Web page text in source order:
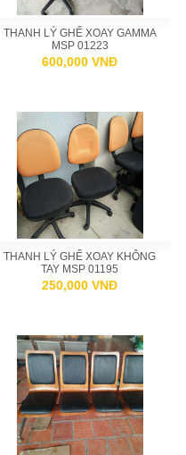
THANH LÝ GHẾ XOAY GAMMA
MSP 01223
600,000 VNĐ
THANH LÝ GHẾ XOAY KHÔNG
TAY MSP 01195
250,000 VNĐ